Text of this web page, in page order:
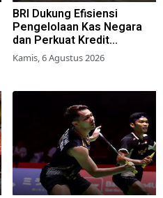
BRI Dukung Efisiensi
Pengelolaan Kas Negara
dan Perkuat Kredit
Berkualitas demi Dongkrak
Sektor Riil
Kamis, 6 Agustus 2026